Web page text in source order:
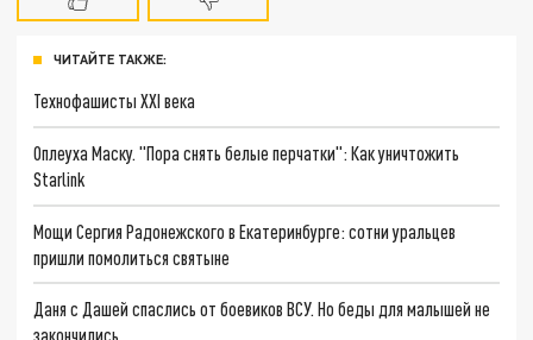
ЧИТАЙТЕ ТАКЖЕ:
Технофашисты XXI века
Оплеуха Маску. "Пора снять белые перчатки": Как уничтожить
Starlink
Мощи Сергия Радонежского в Екатеринбурге: сотни уральцев
пришли помолиться святыне
Даня с Дашей спаслись от боевиков ВСУ. Но беды для малышей не
закончились